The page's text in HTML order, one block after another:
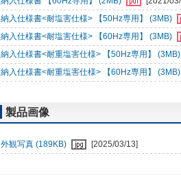
納入仕様書<耐塩害仕様> 【50Hz専用】 (3MB)
納入仕様書<耐塩害仕様> 【60Hz専用】 (3MB)
納入仕様書<耐重塩害仕様> 【50Hz専用】 (3MB)
納入仕様書<耐重塩害仕様> 【60Hz専用】 (3MB)
製品画像
外観写真 (189KB) [2025/03/13]